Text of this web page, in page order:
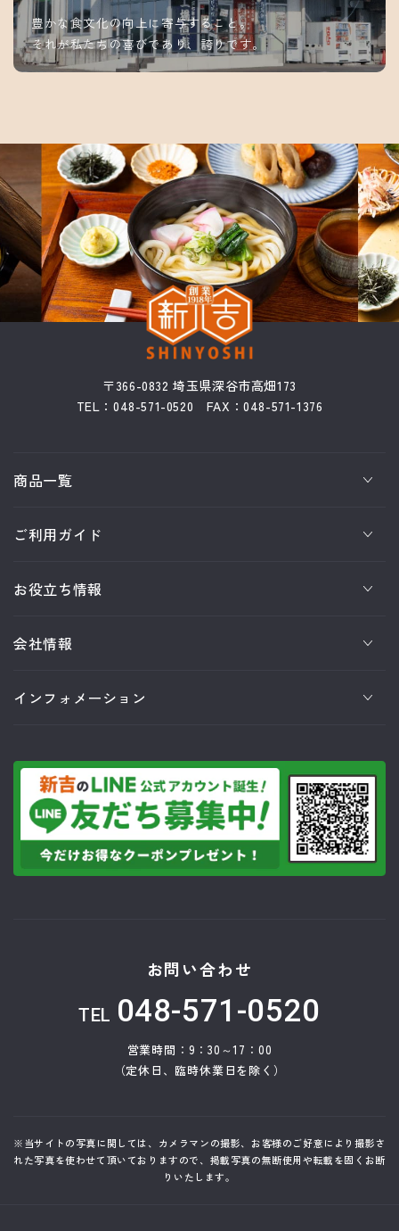
豊かな食文化の向上に寄与すること。
それが私たちの喜びであり、誇りです。
〒366-0832 埼玉県深谷市高畑173
TEL：048-571-0520 FAX：048-571-1376
商品一覧
ご利用ガイド
お役立ち情報
会社情報
インフォメーション
お問い合わせ
TEL 048-571-0520
営業時間：9：30～17：00
（定休日、臨時休業日を除く）
※当サイトの写真に関しては、カメラマンの撮影、お客様のご好意により撮影さ
れた写真を使わせて頂いておりますので、掲載写真の無断使用や転載を固くお断
りいたします。